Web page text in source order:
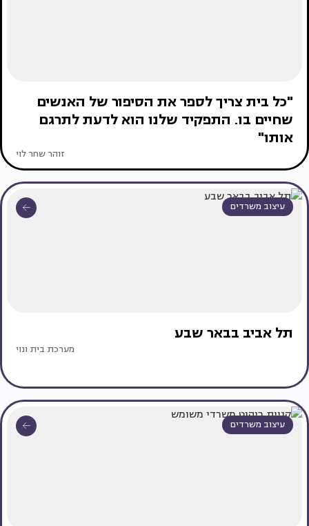
"כל בית צריך לספר את הסיפור של האנשים
שחיים בו. התפקיד שלנו הוא לדעת לתרגם
אותו"
זוהר שחר לוי
עיצוב משרדים
תל אביב בבאר שבע
מערכת בית ונוי
עיצוב משרדים